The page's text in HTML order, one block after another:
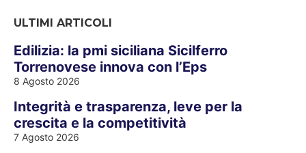
ULTIMI ARTICOLI
Edilizia: la pmi siciliana Sicilferro
Torrenovese innova con l’Eps
8 Agosto 2026
Integrità e trasparenza, leve per la
crescita e la competitività
7 Agosto 2026